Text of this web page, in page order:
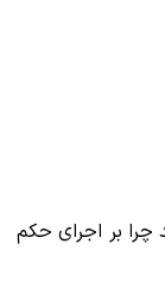
چرا بر اجرای حکم